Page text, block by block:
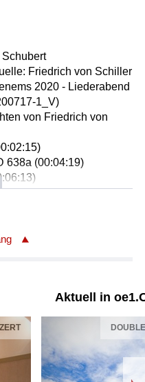
Friedrich von Schiller
2020 - Liederabend
1_V)
von Friedrich von
638a (00:04:19)
Friedrich von Schiller
Aktuell in